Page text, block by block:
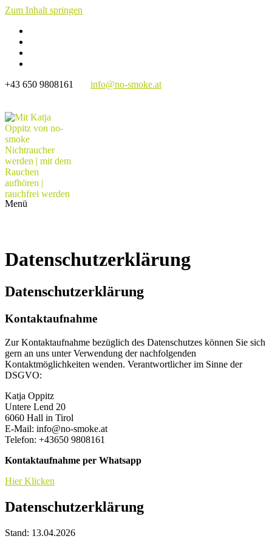
Zum Inhalt springen
+43 650 9808161 info@no-smoke.at
Mit Katja Oppitz von no-smoke Nichtraucher
werden | mit dem Rauchen aufhören | rauchfrei
werden
Rauchfrei werden | 1:1 Coaching | Hypnose | Neuro-Mental-
Training | Online oder Präsenz Seminare
Menü
Datenschutzerklärung
Datenschutzerklärung
Kontaktaufnahme
Zur Kontaktaufnahme bezüglich des Datenschutzes können Sie sich
gern an uns unter Verwendung der nachfolgenden
Kontaktmöglichkeiten wenden. Verantwortlicher im Sinne der
DSGVO:
Katja Oppitz
Untere Lend 20
6060 Hall in Tirol
E-Mail: info@no-smoke.at
Telefon: +43650 9808161
Kontaktaufnahme per Whatsapp
Hier Klicken
Datenschutzerklärung
Stand: 13.04.2026